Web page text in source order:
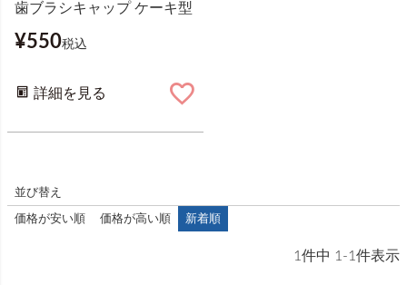
歯ブラシキャップ ケーキ型
¥550税込
詳細を見る
並び替え
価格が安い順 価格が高い順 新着順
1 件中 1 -1 件表示